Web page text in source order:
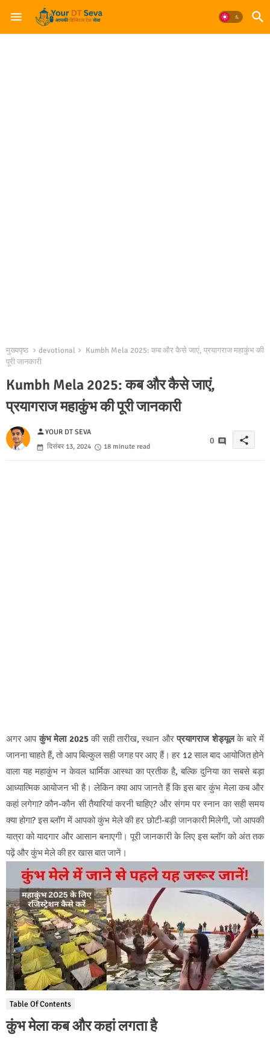
मुख्यपृष्ठ devotional
Kumbh Mela 2025: कब और कैसे जाएं, प्रयागराज महाकुंभ की
पूरी जानकारी
Kumbh Mela 2025: कब और कैसे जाएं,
प्रयागराज महाकुंभ की पूरी जानकारी
personYOUR DT SEVA
दिसंबर 13, 2024
18 minute read
0 share
अगर आपकुंभ मेला 2025की सही तारीख, स्थान औरप्रयागराज शेड्यूलके बारे में
जानना चाहते हैं, तो आप बिल्कुल सही जगह पर आए हैं। हर 12 साल बाद आयोजित होने
वाला यह महाकुंभ न केवल धार्मिक आस्था का प्रतीक है, बल्कि दुनिया का सबसे बड़ा
आध्यात्मिक आयोजन भी है। लेकिन क्या आप जानते हैं कि इस बार कुंभ मेला कब और
कहां लगेगा? कौन-कौन सी तैयारियां करनी चाहिए? और संगम पर स्नान का सही समय
क्या होगा? इस ब्लॉग में आपको कुंभ मेले की हर छोटी-बड़ी जानकारी मिलेगी, जो आपकी
यात्रा को यादगार और आसान बनाएगी। पूरी जानकारी के लिए इस ब्लॉग को अंत तक
पढ़ें और कुंभ मेले की हर खास बात जानें।
Table Of Contents
कुंभ मेला कब और कहां लगता है